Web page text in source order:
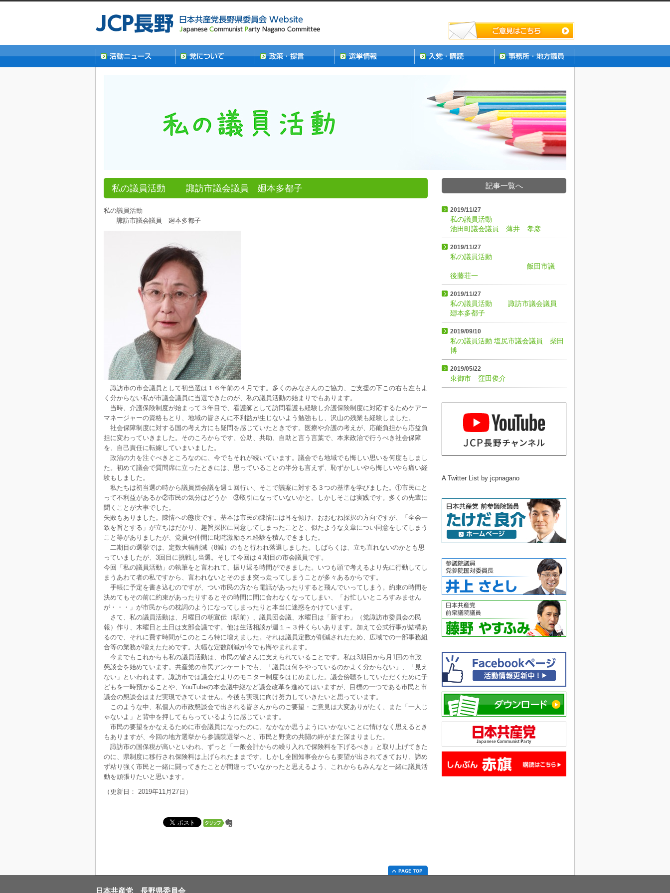
私の議員活動 諏訪市議会議員 廻本多都子
私の議員活動
諏訪市議会議員 廻本多都子
諏訪市の市会議員として初当選は１６年前の４月です。多くのみなさんのご協力、ご支援の下この右も左もよ
く分からない私が市議会議員に当選できたのが、私の議員活動の始まりでもあります。
当時、介護保険制度が始まって３年目で、看護師として訪問看護も経験し介護保険制度に対応するためケアー
マネージャーの資格もとり、地域の皆さんに不利益が生じないよう勉強もし、沢山の残業も経験しました。
社会保障制度に対する国の考え方にも疑問を感じていたときです。医療や介護の考えが、応能負担から応益負
担に変わっていきました。そのころからです、公助、共助、自助と言う言葉で、本来政治で行うべき社会保障
を、自己責任に転嫁していまいました。
政治の力を注ぐべきところなのに、今でもそれが続いています。議会でも地域でも悔しい思いを何度もしまし
た。初めて議会で質問席に立ったときには、思っていることの半分も言えず、恥ずかしいやら悔しいやら痛い経
験もしました。
私たちは初当選の時から議員団会議を週１回行い、そこで議案に対する３つの基準を学びました。①市民にと
って不利益があるか②市民の気分はどうか ③取引になっていないかと。しかしそこは実践です。多くの先輩に
聞くことが大事でした。
失敗もありました。陳情への態度です。基本は市民の陳情には耳を傾け、おおむね採択の方向ですが、「全会一
致を旨とする」が立ちはだかり、趣旨採択に同意してしまったことと、似たような文章につい同意をしてしまう
こと等がありましたが、党員や仲間に叱咤激励され経験を積んできました。
二期目の選挙では、定数大幅削減（8減）のもと行われ落選しました。しばらくは、立ち直れないのかとも思
っていましたが、3回目に挑戦し当選。そして今回は４期目の市会議員です。
今回「私の議員活動」の執筆をと言われて、振り返る時間ができました。いつも頭で考えるより先に行動してし
まうあわて者の私ですから、言われないとそのまま突っ走ってしまうことが多々あるからです。
手帳に予定を書き込むのですが、つい市民の方から電話があったりすると飛んでいってしまう。約束の時間を
決めてもその前に約束があったりするとその時間に間に合わなくなってしまい、「お忙しいところすみません
が・・・」が市民からの枕詞のようになってしまったりと本当に迷惑をかけています。
さて、私の議員活動は、月曜日の朝宣伝（駅前）、議員団会議、水曜日は「新すわ」（党諏訪市委員会の民
報）作り、木曜日と土日は支部会議です。他は生活相談が週１～３件くらいあります。加えて公式行事が結構あ
るので、それに費す時間がこのところ特に増えました。それは議員定数が削減されたため、広域での一部事務組
合等の業務が増えたためです。大幅な定数削減が今でも悔やまれます。
今までもこれからも私の議員活動は、市民の皆さんに支えられていることです。私は3期目から月1回の市政
懇談会を始めています。共産党の市民アンケートでも、「議員は何をやっているのかよく分からない」、「見え
ない」といわれます。諏訪市では議会だよりのモニター制度をはじめました。議会傍聴をしていただくために子
どもを一時預かることや、YouTubeの本会議中継など議会改革を進めてはいますが、目標の一つである市民と市
議会の懇談会はまだ実現できていません。今後も実現に向け努力していきたいと思っています。
このような中、私個人の市政懇談会で出される皆さんからのご要望・ご意見は大変ありがたく、また「一人じ
ゃないよ」と背中を押してもらっているように感じています。
市民の要望をかなえるために市会議員になったのに、なかなか思うようにいかないことに情けなく思えるとき
もありますが、今回の地方選挙から参議院選挙へと、市民と野党の共闘の絆がまた深まりました。
諏訪市の国保税が高いといわれ、ずっと「一般会計からの繰り入れで保険料を下げるべき」と取り上げてきた
のに、県制度に移行され保険料は上げられたままです。しかし全国知事会からも要望が出されてきており、諦め
ず粘り強く市民と一緒に闘ってきたことが間違っていなかったと思えるよう、これからもみんなと一緒に議員活
動を頑張りたいと思います。
（更新日： 2019年11月27日）
記事一覧へ
2019/11/27
私の議員活動
池田町議会議員 薄井 孝彦
2019/11/27
私の議員活動
飯田市議
後藤荘一
2019/11/27
私の議員活動 諏訪市議会議員
廻本多都子
2019/09/10
私の議員活動 塩尻市議会議員 柴田
博
2019/05/22
東御市 窪田俊介
A Twitter List by jcpnagano
日本共産党 長野県委員会